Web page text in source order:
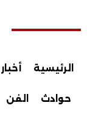
الرئيسية أخبار
حوادث الفن